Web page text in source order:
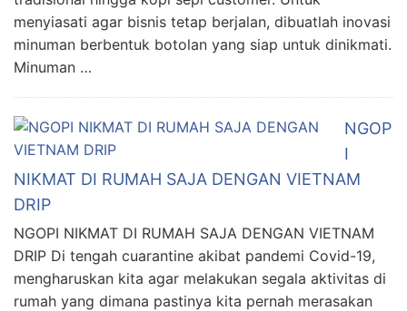
menyiasati agar bisnis tetap berjalan, dibuatlah inovasi
minuman berbentuk botolan yang siap untuk dinikmati.
Minuman …
NGOP
I
NIKMAT DI RUMAH SAJA DENGAN VIETNAM
DRIP
NGOPI NIKMAT DI RUMAH SAJA DENGAN VIETNAM
DRIP Di tengah cuarantine akibat pandemi Covid-19,
mengharuskan kita agar melakukan segala aktivitas di
rumah yang dimana pastinya kita pernah merasakan